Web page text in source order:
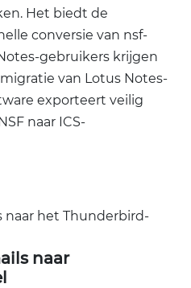
Het biedt de
conversie van nsf-
gebruikers krijgen
van Lotus Notes-
exporteert veilig
naar ICS-
naar